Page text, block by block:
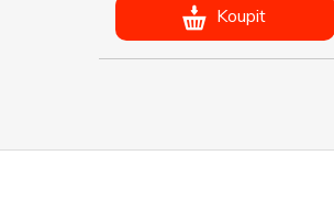
Koupit